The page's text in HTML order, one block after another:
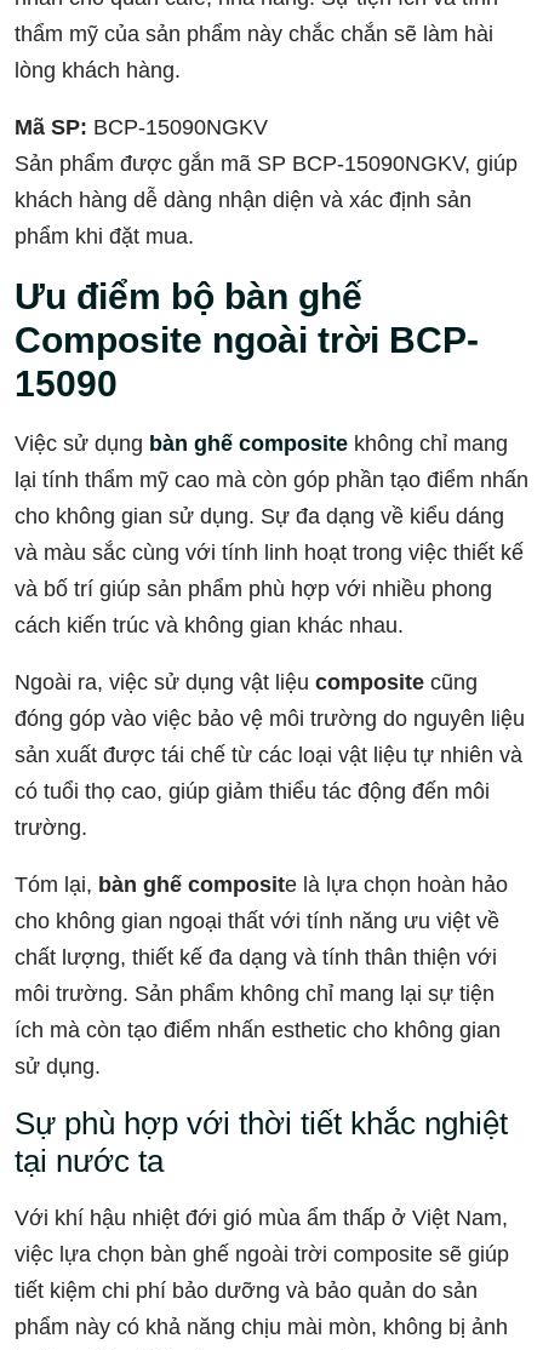
thẩm mỹ của sản phẩm này chắc chắn sẽ làm hài
lòng khách hàng.
Mã SP: BCP-15090NGKV
Sản phẩm được gắn mã SP BCP-15090NGKV, giúp
khách hàng dễ dàng nhận diện và xác định sản
phẩm khi đặt mua.
Ưu điểm bộ bàn ghế
Composite ngoài trời BCP-
15090
Việc sử dụng bàn ghế composite không chỉ mang
lại tính thẩm mỹ cao mà còn góp phần tạo điểm nhấn
cho không gian sử dụng. Sự đa dạng về kiểu dáng
và màu sắc cùng với tính linh hoạt trong việc thiết kế
và bố trí giúp sản phẩm phù hợp với nhiều phong
cách kiến trúc và không gian khác nhau.
Ngoài ra, việc sử dụng vật liệu composite cũng
đóng góp vào việc bảo vệ môi trường do nguyên liệu
sản xuất được tái chế từ các loại vật liệu tự nhiên và
có tuổi thọ cao, giúp giảm thiểu tác động đến môi
trường.
Tóm lại, bàn ghế composite là lựa chọn hoàn hảo
cho không gian ngoại thất với tính năng ưu việt về
chất lượng, thiết kế đa dạng và tính thân thiện với
môi trường. Sản phẩm không chỉ mang lại sự tiện
ích mà còn tạo điểm nhấn esthetic cho không gian
sử dụng.
Sự phù hợp với thời tiết khắc nghiệt
tại nước ta
Với khí hậu nhiệt đới gió mùa ẩm thấp ở Việt Nam,
việc lựa chọn bàn ghế ngoài trời composite sẽ giúp
tiết kiệm chi phí bảo dưỡng và bảo quản do sản
phẩm này có khả năng chịu mài mòn, không bị ảnh